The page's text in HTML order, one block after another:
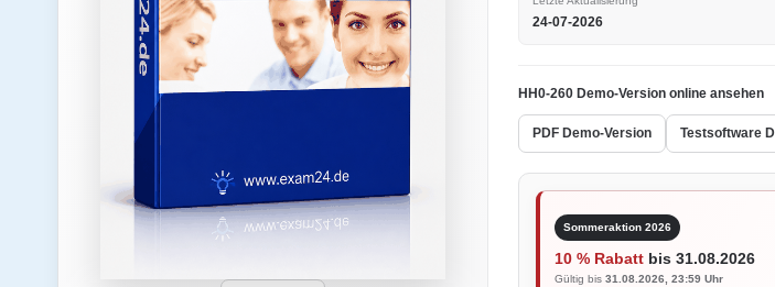
24-07-2026
HH0-260 Demo-Version online ansehen
PDF Demo-Version Testsoftware
Sommeraktion 2026
10 % Rabatt bis 31.08.2026
Gültig bis 31.08.2026, 23:59 Uhr